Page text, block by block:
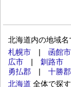
北海道内の地域名
札幌市
函館市
広市
釧路市
勇払郡
十勝郡
北海道 全体で探す